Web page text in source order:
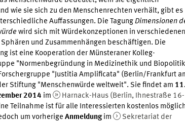
wie sie sich zu den Menschenrechten verhält, gibt es
Auffassungen. Die TagungDimensionen
wird sich mit Würdekonzeptionen in verschiedenen
und Zusammenhängen beschäftigen. Die
ist eine Kooperation der Münsteraner Kolleg-
"Normenbegründung in Medizinethik und
"Justitia Amplificata" (Berlin/Frankfurt
Stiftung "Menschenwürde weltweit". Sie findet am
2014 im
Harnack-Haus (Berlin, Ihnestraße 16-
Teilnahme ist für alle Interessierten kostenlos
um vorherige Anmeldungim
Sekretariat der